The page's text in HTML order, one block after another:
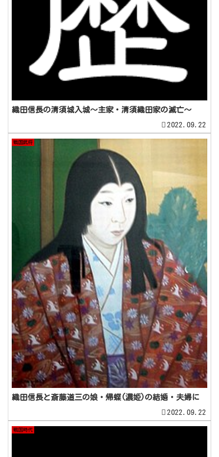
織田信長の清須城入城～主家・清須織田家の滅亡～
2022.09.22
戦国武将
織田信長と斎藤道三の娘・帰蝶(濃姫)の結婚・夫婦に
2022.09.22
戦国時代